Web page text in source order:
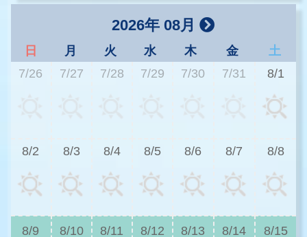
2026年 08月
日 月 火 水 木 金
土
7/26
7/27 7/28 7/29 7/30 7/31 8/1
8/2 8/3 8/4 8/5 8/6 8/7 8/8
8/9 8/10 8/11 8/12 8/13 8/14 8/15